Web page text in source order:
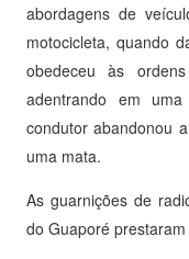
abordagens de
motocicleta, quando
obedeceu às
adentrando em
condutor abandonou
uma mata.
As guarnições de
do Guaporé